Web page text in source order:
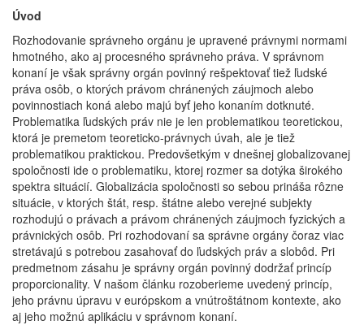
Úvod
Rozhodovanie správneho orgánu je upravené právnymi normami
hmotného, ako aj procesného správneho práva. V správnom
konaní je však správny orgán povinný rešpektovať tiež ľudské
práva osôb, o ktorých právom chránených záujmoch alebo
povinnostiach koná alebo majú byť jeho konaním dotknuté.
Problematika ľudských práv nie je len problematikou teoretickou,
ktorá je premetom teoreticko-právnych úvah, ale je tiež
problematikou praktickou. Predovšetkým v dnešnej globalizovanej
spoločnosti ide o problematiku, ktorej rozmer sa dotýka širokého
spektra situácií. Globalizácia spoločnosti so sebou prináša rôzne
situácie, v ktorých štát, resp. štátne alebo verejné subjekty
rozhodujú o právach a právom chránených záujmoch fyzických a
právnických osôb. Pri rozhodovaní sa správne orgány čoraz viac
stretávajú s potrebou zasahovať do ľudských práv a slobôd. Pri
predmetnom zásahu je správny orgán povinný dodržať princíp
proporcionality. V našom článku rozoberieme uvedený princíp,
jeho právnu úpravu v európskom a vnútroštátnom kontexte, ako
aj jeho možnú aplikáciu v správnom konaní.